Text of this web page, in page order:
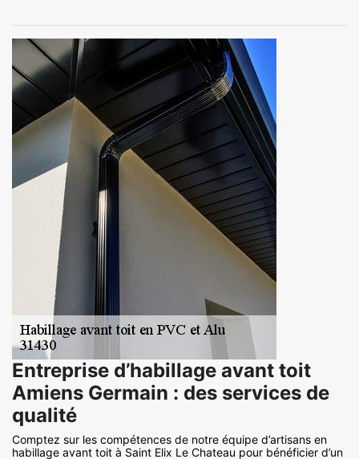
Entreprise d’habillage avant toit
Amiens Germain : des services de
qualité
Comptez sur les compétences de notre équipe d’artisans en
habillage avant toit à Saint Elix Le Chateau pour bénéficier d’un